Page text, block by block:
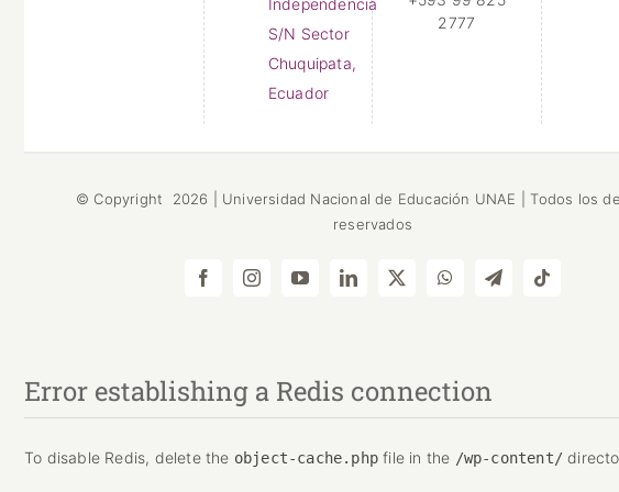
S/N Sector
Chuquipata,
Ecuador
2777
© Copyright 2026 | Universidad Nacional de Educación UNAE
| Todos los
reservados
FacebookInstagramYouTubeLinkedIn
X WhatsAppTelegramTiktok
Error establishing a Redis connection
To disable Redis, delete the object-cache.php file in the /wp-content/